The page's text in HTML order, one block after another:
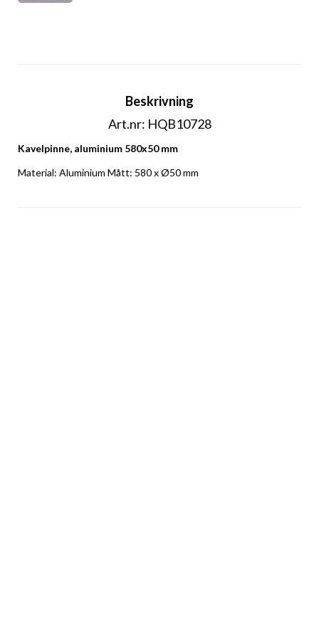
Beskrivning
Art.nr: HQB10728
Kavelpinne, aluminium 580x50 mm
Material: Aluminium Mått: 580 x Ø50 mm